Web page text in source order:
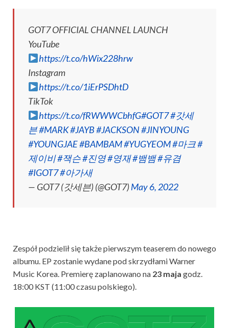
GOT7 OFFICIAL CHANNEL LAUNCH
YouTube
https://t.co/hWix228hrw
Instagram
https://t.co/1iErPSDhtD
TikTok
https://t.co/fRWWWCbhfG#GOT7#갓세
븐#MARK#JAYB#JACKSON#JINYOUNG
#YOUNGJAE#BAMBAM#YUGYEOM#마크#
제이비#잭슨#진영#영재#뱀뱀#유겸
#IGOT7#아가새
— GOT7 (갓세븐) (@GOT7)May 6, 2022
Zespół podzielił się także pierwszym teaserem do nowego
albumu. EP zostanie wydane pod skrzydłami Warner
Music Korea. Premierę zaplanowano na 23 maja godz.
18:00 KST (11:00 czasu polskiego).